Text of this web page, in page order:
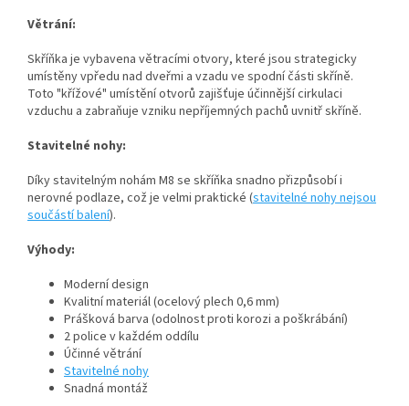
Větrání:
Skříňka je vybavena větracími otvory, které jsou strategicky
umístěny vpředu nad dveřmi a vzadu ve spodní části skříně.
Toto "křížové" umístění otvorů zajišťuje účinnější cirkulaci
vzduchu a zabraňuje vzniku nepříjemných pachů uvnitř skříně.
Stavitelné nohy:
Díky stavitelným nohám M8 se skříňka snadno přizpůsobí i
nerovné podlaze, což je velmi praktické (stavitelné nohy nejsou
součástí balení).
Výhody:
Moderní design
Kvalitní materiál (ocelový plech 0,6 mm)
Prášková barva (odolnost proti korozi a poškrábání)
2 police v každém oddílu
Účinné větrání
Stavitelné nohy
Snadná montáž